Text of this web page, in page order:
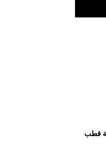
قطب